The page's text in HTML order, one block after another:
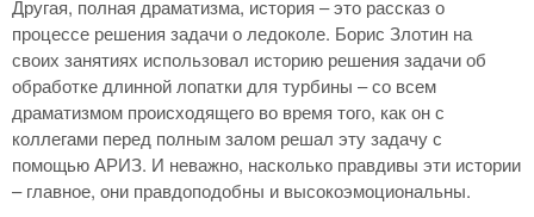
Другая, полная драматизма, история – это рассказ о
процессе решения задачи о ледоколе. Борис Злотин на
своих занятиях использовал историю решения задачи об
обработке длинной лопатки для турбины – со всем
драматизмом происходящего во время того, как он с
коллегами перед полным залом решал эту задачу с
помощью АРИЗ. И неважно, насколько правдивы эти истории
– главное, они правдоподобны и высокоэмоциональны.